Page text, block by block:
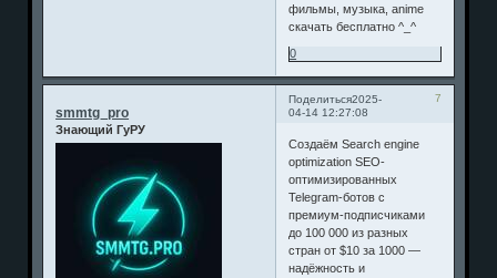
фильмы, музыка, anime
скачать бесплатно ^_^
0
Поделиться 7
2025-
04-14 12:27:08
smmtg_pro
Знающий ГуРУ
Создаём Search engine
optimization SEO-
оптимизированных
Telegram-ботов с
премиум-подписчиками
до 100 000 из разных
стран от $10 за 1000 —
надёжность и